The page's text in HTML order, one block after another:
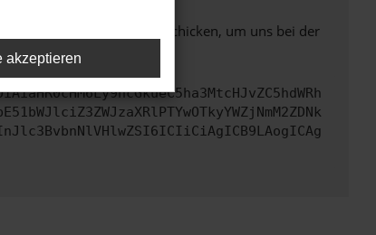
kannst uns diesen Text schicken, um uns bei der
akzeptieren